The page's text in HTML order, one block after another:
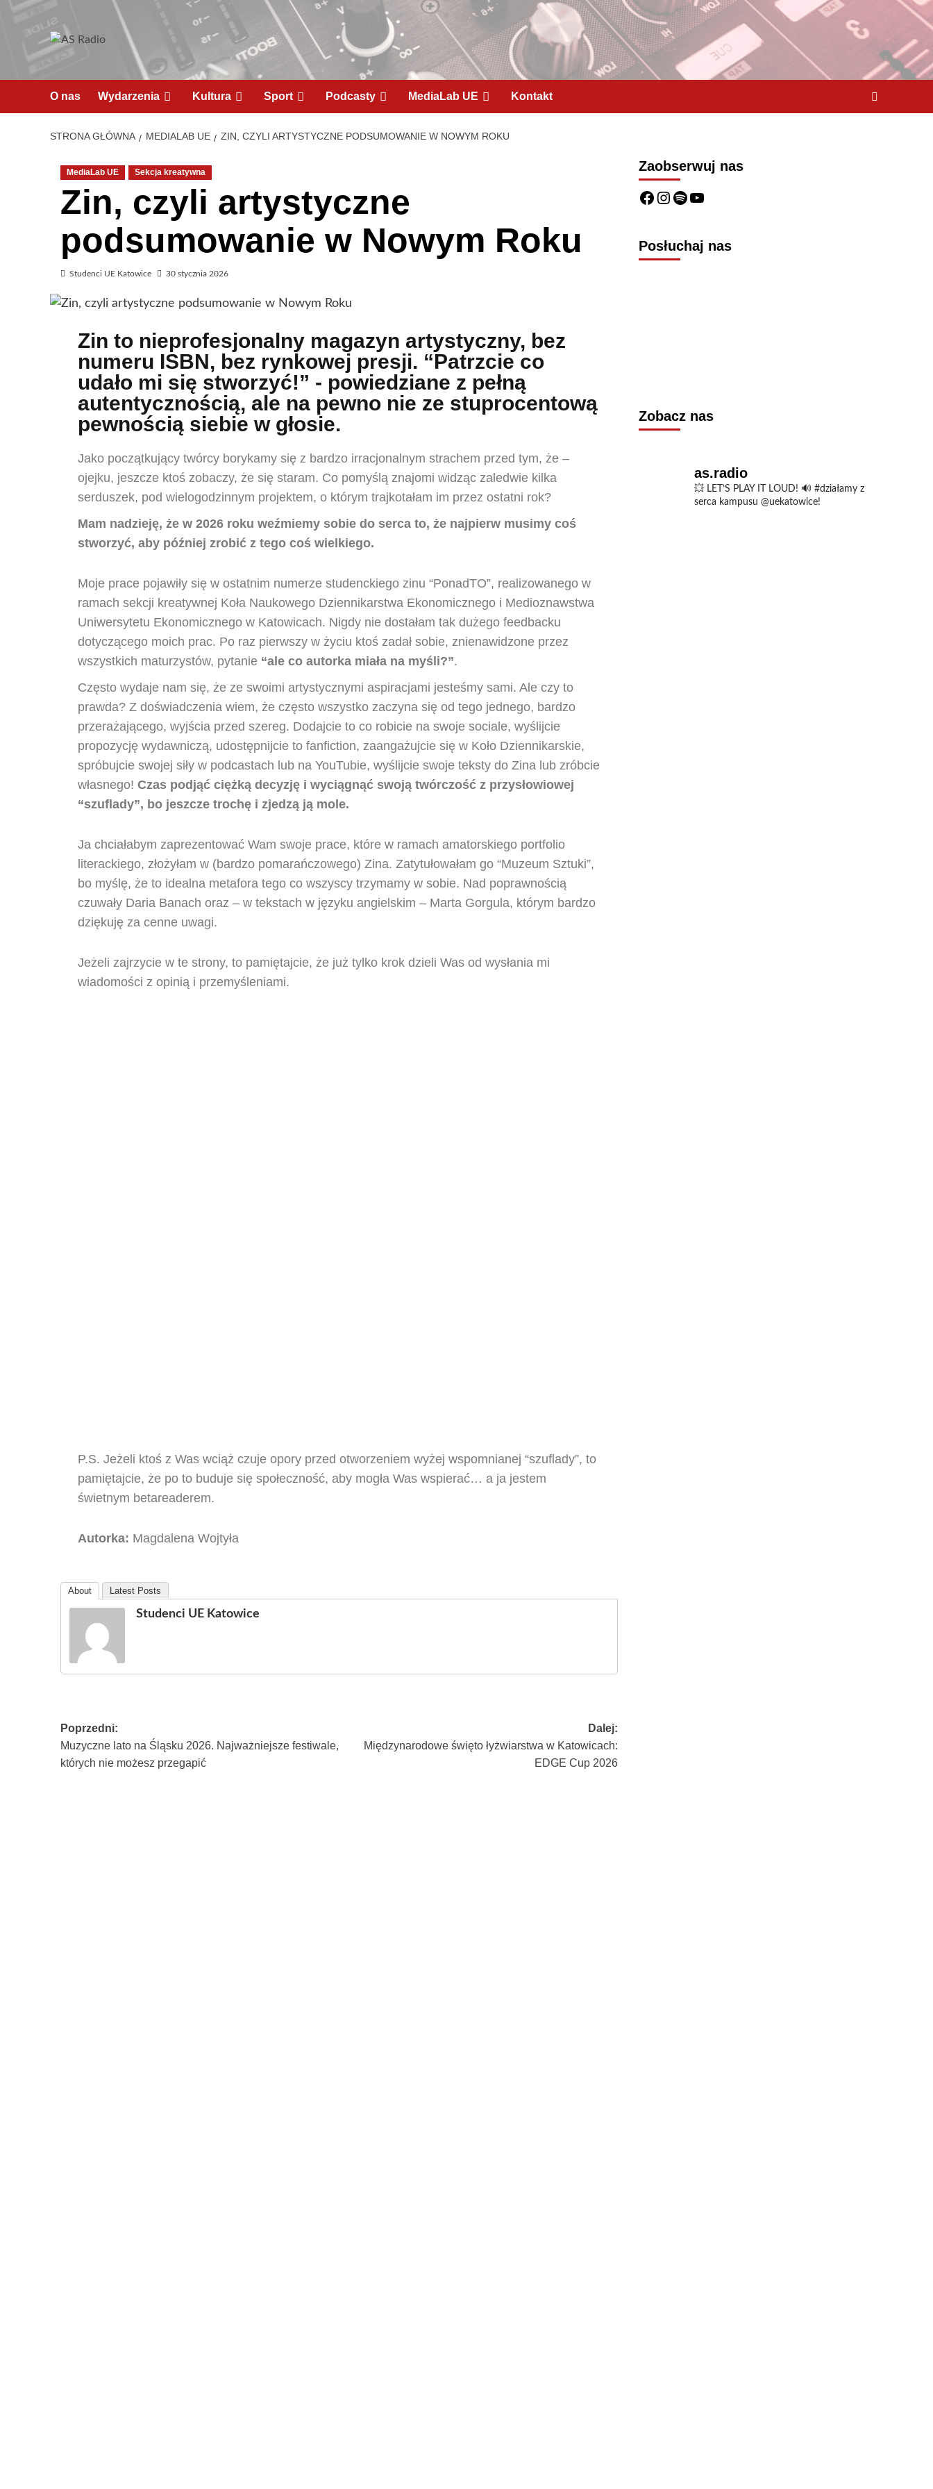
O nas Wydarzenia Kultura Sport Podcasty MediaLab UE Kontakt
STRONA GŁÓWNA MEDIALAB UE ZIN, CZYLI ARTYSTYCZNE PODSUMOWANIE W NOWYM ROKU
MediaLab UE Sekcja kreatywna
Zin, czyli artystyczne
podsumowanie w Nowym Roku
Studenci UE Katowice 30 stycznia 2026
Zin to nieprofesjonalny magazyn artystyczny, bez
numeru ISBN, bez rynkowej presji. “Patrzcie co
udało mi się stworzyć!” - powiedziane z pełną
autentycznością, ale na pewno nie ze stuprocentową
pewnością siebie w głosie.
Jako początkujący twórcy borykamy się z bardzo irracjonalnym strachem przed tym, że –
ojejku, jeszcze ktoś zobaczy, że się staram. Co pomyślą znajomi widząc zaledwie kilka
serduszek, pod wielogodzinnym projektem, o którym trajkotałam im przez ostatni rok?
Mam nadzieję, że w 2026 roku weźmiemy sobie do serca to, że najpierw musimy coś
stworzyć, aby później zrobić z tego coś wielkiego.
Moje prace pojawiły się w ostatnim numerze studenckiego zinu “PonadTO”, realizowanego w
ramach sekcji kreatywnej Koła Naukowego Dziennikarstwa Ekonomicznego i Medioznawstwa
Uniwersytetu Ekonomicznego w Katowicach. Nigdy nie dostałam tak dużego feedbacku
dotyczącego moich prac. Po raz pierwszy w życiu ktoś zadał sobie, znienawidzone przez
wszystkich maturzystów, pytanie “ale co autorka miała na myśli?”.
Często wydaje nam się, że ze swoimi artystycznymi aspiracjami jesteśmy sami. Ale czy to
prawda? Z doświadczenia wiem, że często wszystko zaczyna się od tego jednego, bardzo
przerażającego, wyjścia przed szereg. Dodajcie to co robicie na swoje sociale, wyślijcie
propozycję wydawniczą, udostępnijcie to fanfiction, zaangażujcie się w Koło Dziennikarskie,
spróbujcie swojej siły w podcastach lub na YouTubie, wyślijcie swoje teksty do Zina lub zróbcie
własnego! Czas podjąć ciężką decyzję i wyciągnąć swoją twórczość z przysłowiowej
“szuflady”, bo jeszcze trochę i zjedzą ją mole.
Ja chciałabym zaprezentować Wam swoje prace, które w ramach amatorskiego portfolio
literackiego, złożyłam w (bardzo pomarańczowego) Zina. Zatytułowałam go “Muzeum Sztuki”,
bo myślę, że to idealna metafora tego co wszyscy trzymamy w sobie. Nad poprawnością
czuwały Daria Banach oraz – w tekstach w języku angielskim – Marta Gorgula, którym bardzo
dziękuję za cenne uwagi.
Jeżeli zajrzycie w te strony, to pamiętajcie, że już tylko krok dzieli Was od wysłania mi
wiadomości z opinią i przemyśleniami.
P.S. Jeżeli ktoś z Was wciąż czuje opory przed otworzeniem wyżej wspomnianej “szuflady”, to
pamiętajcie, że po to buduje się społeczność, aby mogła Was wspierać… a ja jestem
świetnym betareaderem.
Autorka: Magdalena Wojtyła
About Latest Posts
Studenci UE Katowice
Poprzedni:
Muzyczne lato na Śląsku 2026. Najważniejsze festiwale,
których nie możesz przegapić
Dalej:
Międzynarodowe święto łyżwiarstwa w Katowicach:
EDGE Cup 2026
Zaobserwuj nas
Posłuchaj nas
Zobacz nas
as.radio
💥 LET’S PLAY IT LOUD! 🔊 #działamy z
serca kampusu @uekatowice!